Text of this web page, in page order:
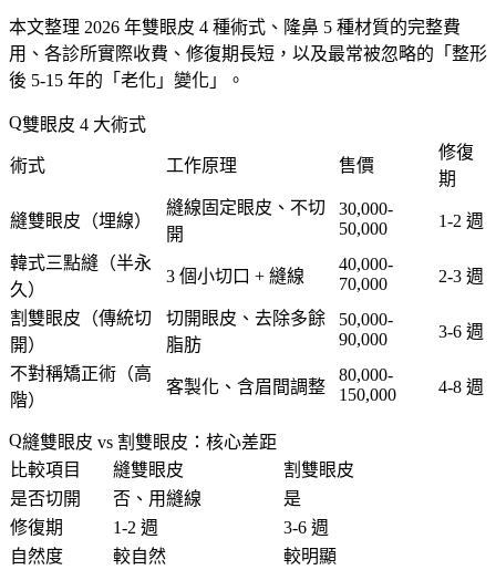
本文整理 2026 年雙眼皮 4 種術式、隆鼻 5 種材質的完整費
用、各診所實際收費、修復期長短，以及最常被忽略的「 整形
後 5-15 年的「 老化 」變化 」。
雙眼皮 4 大術式
術式 工作原理 售價
修復
期
縫雙眼皮 （埋線）
縫線固定眼皮、不切
開
30,000-
50,000
1-2 週
韓式三點縫 （半永
久）
3 個小切口 + 縫線
40,000-
70,000
2-3 週
割雙眼皮 （傳統切
開）
切開眼皮、去除多餘
脂肪
50,000-
90,000
3-6 週
不對稱矯正術 （高
階）
客製化、含眉間調整
80,000-
150,000
4-8 週
縫雙眼皮 vs 割雙眼皮：核心差距
比較項目
縫雙眼皮
割雙眼皮
是否切開
否、用縫線
是
修復期
1-2 週
3-6 週
自然度
較自然
較明顯